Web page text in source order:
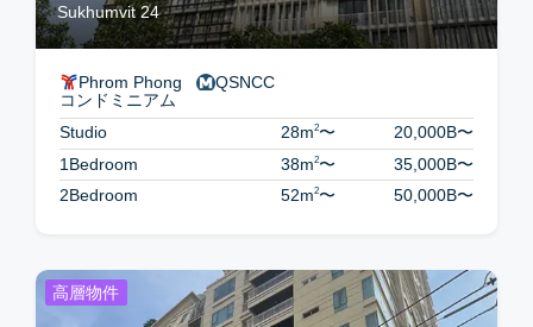
Sukhumvit 24
Phrom Phong QSNCC
コンドミニアム
Studio
28m2〜 20,000B〜
1Bedroom
38m2〜 35,000B〜
2Bedroom
52m2〜 50,000B〜
高層物件